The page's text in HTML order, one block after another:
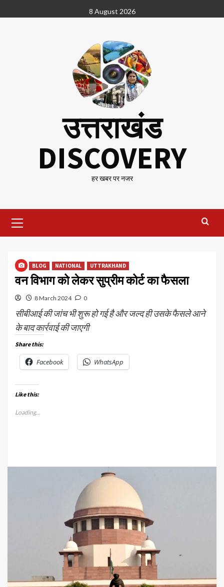
to
8 August 2026
उत्तराखंड
DISCOVERY
हर खबर पर नजर
Menu
BLOG NATIONAL UTTRAKHAND
वन विभाग को लेकर सुप्रीम कोर्ट का फैसला
8 March 2024 0
सीबीआई की जांच भी शुरू हो गई है और जल्द ही उसके फैसले आने
के बाद कार्रवाई की जाएगी
Share this:
Facebook WhatsApp
Like this:
Loading...